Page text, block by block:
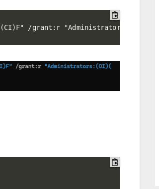
/grant:r